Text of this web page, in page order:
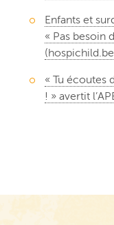
Enfants et
« Pas besoin
« Tu écoutes
! » avertit